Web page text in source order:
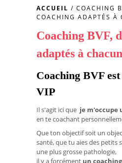
ACCUEIL / COACHING
COACHING ADAPTÉS À
Coaching BVF,
adaptés à
Coaching BVF est
VIP
Il s'agit ici que je m'occupe
en te coachant
Que ton objectif soit un
santé, que tu aies des petits
une plus grosse pathologie,
il y a forcément un